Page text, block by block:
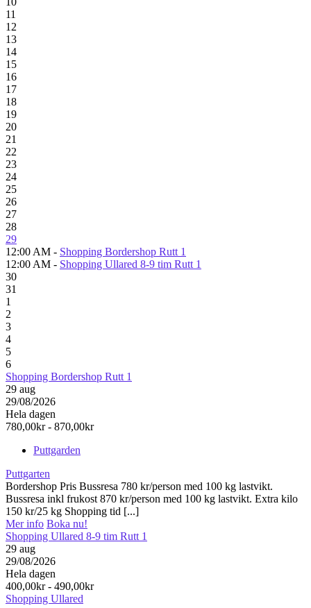
11
12
13
14
15
16
17
18
19
20
21
22
23
24
25
26
27
28
29
12:00 AM - Shopping Bordershop Rutt 1
12:00 AM - Shopping Ullared 8-9 tim Rutt 1
30
31
1
2
3
4
5
6
Shopping Bordershop Rutt 1
29 aug
29/08/2026
Hela dagen
780,00kr - 870,00kr
Puttgarden
Puttgarten
Bordershop Pris Bussresa 780 kr/person med 100 kg lastvikt.
Bussresa inkl frukost 870 kr/person med 100 kg lastvikt. Extra kilo
150 kr/25 kg Shopping tid [...]
Mer info Boka nu!
Shopping Ullared 8-9 tim Rutt 1
29 aug
29/08/2026
Hela dagen
400,00kr - 490,00kr
Shopping Ullared